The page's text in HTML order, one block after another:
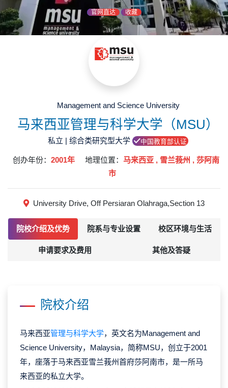
官网直达 收藏
Management and Science University
马来西亚管理与科学大学（MSU）
私立 | 综合类研究型大学 中国教育部认证
创办年份： 2001年 地理位置： 马来西亚 , 雪兰莪州 , 莎阿南
市
University Drive, Off Persiaran Olahraga,Section 13
院校介绍及优势 院系与专业设置 校区环境与生活
申请要求及费用 其他及答疑
院校介绍
马来西亚管理与科学大学，英文名为Management and
Science University，Malaysia，简称MSU，创立于2001
年，座落于马来西亚雪兰莪州首府莎阿南市，是一所马
来西亚的私立大学。